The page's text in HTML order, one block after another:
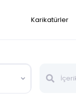
Karikatürler